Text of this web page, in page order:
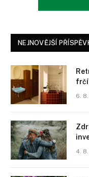
NEJNOVĚJŠÍ
6.
4.